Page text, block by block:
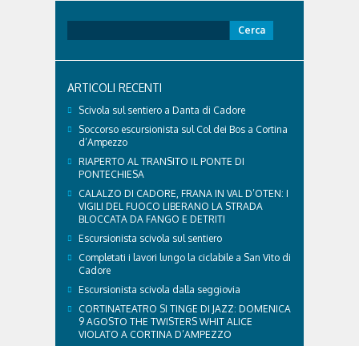
con il veterinario di Cortina, che ci ha illustrato i
principali accorgimenti per aiutare i cani ad
affrontare il caldo in sicurezza e benessere...
per:
ARTICOLI RECENTI
Scivola sul sentiero a Danta di Cadore
Soccorso escursionista sul Col dei Bos a Cortina
d’Ampezzo
RIAPERTO AL TRANSITO IL PONTE DI
PONTECHIESA
CALALZO DI CADORE, FRANA IN VAL D’OTEN: I
VIGILI DEL FUOCO LIBERANO LA STRADA
BLOCCATA DA FANGO E DETRITI
Escursionista scivola sul sentiero
Completati i lavori lungo la ciclabile a San Vito di
Cadore
Escursionista scivola dalla seggiovia
CORTINATEATRO SI TINGE DI JAZZ: DOMENICA
9 AGOSTO THE TWISTERS WHIT ALICE
VIOLATO A CORTINA D’AMPEZZO